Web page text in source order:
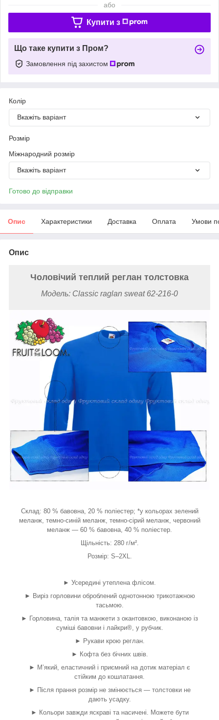
або
Купити з
Що таке купити з Пром?
Замовлення під захистом
Колір
Вкажіть варіант
Розмір
Міжнародний розмір
Вкажіть варіант
Готово до відправки
Опис Характеристики Доставка Оплата Умови
Опис
Чоловічий теплий реглан толстовка
Модель: Classic raglan sweat 62-216-0
Склад: 80 % бавовна, 20 % поліестер; *у кольорах зелений
меланж, темно-синій меланж, темно-сірий меланж, червоний
меланж — 60 % бавовна, 40 % поліестер.
Щільність: 280 г/м².
Розмір: S–2XL.
► Усередині утеплена флісом.
► Виріз горловини оброблений однотонною трикотажною
тасьмою.
► Горловина, талія та манжети з окантовкою, виконаною із
суміші бавовни і лайкри®, у рубчик.
► Рукави крою реглан.
► Кофта без бічних швів.
► М’який, еластичний і приємний на дотик матеріал є
стійким до кошлатання.
► Після прання розмір не змінюється — толстовки не
дають усадку.
► Кольори завжди яскраві та насичені. Можете бути